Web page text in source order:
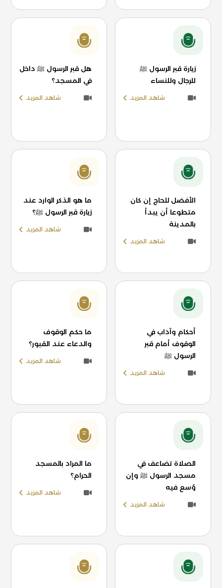
زيارة قبر الرسول ﷺ
للرجال وللنساء
شاهد المزيد
هل قبر الرسول ﷺ داخل
في المسجد؟
شاهد المزيد
الأفضل للحاج إن كان
متطوعا أن يبدأ
بالمدينة
شاهد المزيد
ما هو الذكر الوارد عند
زيارة قبر الرسول ﷺ؟
شاهد المزيد
أحكام وآداب في
الوقوف أمام قبر
الرسول ﷺ
شاهد المزيد
ما حكم الوقوف
والدعاء عند القبور؟
شاهد المزيد
الصلاة تضاعف في
مسجد الرسول ﷺ وإن
وُسع فيه
شاهد المزيد
ما المراد بالمسجد
الحرام؟
شاهد المزيد